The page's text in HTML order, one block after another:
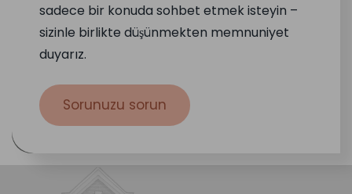
sadece bir konuda sohbet etmek isteyin –
sizinle birlikte düşünmekten memnuniyet
duyarız.
Sorunuzu sorun